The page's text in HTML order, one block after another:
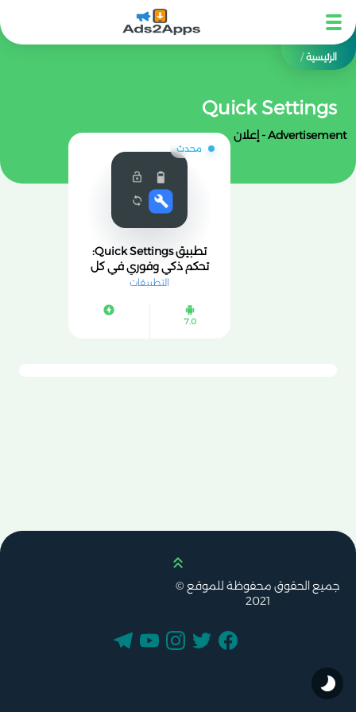
الرئيسية/
Quick Settings
Advertisement - إعلان
محدث
تطبيق Quick Settings:
تحكم ذكي وفوري في كل
إعدادات هاتفك!
التطبيقات
7.0
Scroll up
جميع الحقوق محفوظة للموقع ©
2021